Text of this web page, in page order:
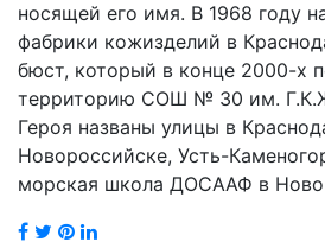
носящей его имя. В 1968 году
фабрики кожизделий в
бюст, который в конце 2000-х
территорию СОШ № 30 им.
Героя названы улицы в
Новороссийске, Усть-
морская школа ДОСААФ в